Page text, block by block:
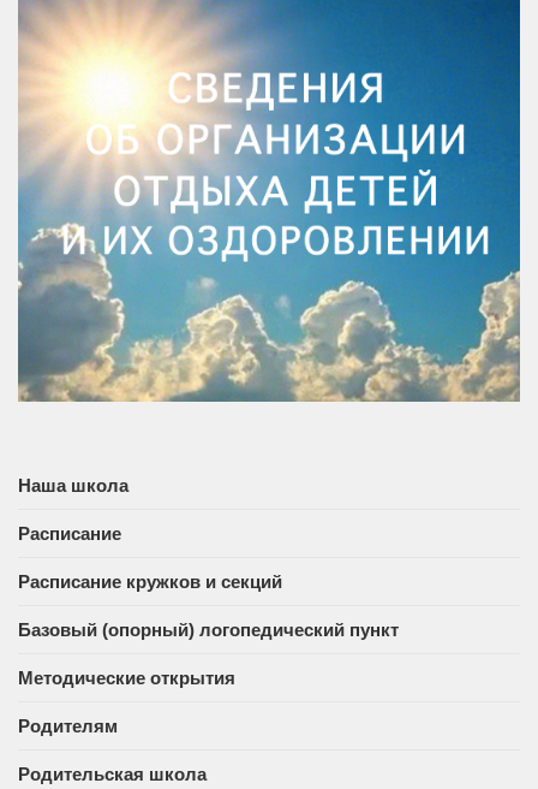
Наша школа
Расписание
Расписание кружков и секций
Базовый (опорный) логопедический пункт
Методические открытия
Родителям
Родительская школа